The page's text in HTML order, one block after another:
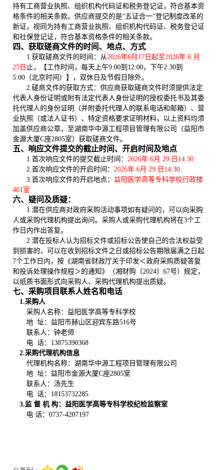
持有工商营业执照、组织机构代码证和税务登记证，符合基本资
格条件的相关条款。供应商提交的是“五证合一”登记制度改革的
新证，视同为持有工商营业执照、组织机构代码证、税务登记证
和社保登记证，符合基本资格条件的相关条款。
四、获取磋商文件的时间、地点、方式
1. 获取磋商文件的时间 ： 从 2026年6月17日起至2026年 6 月
25日 止，【工作时间，每天上午9:00到12:00，下午2:30到
5:00 （北京时间 ） 】，双休日及节假日除外。
2. 磋商文件的获取方式： 供应商获取磋商文件时须提供法定
代表人身份证明或附有法定代表人身份证明的授权委托书及其委
托代理人的身份证明（并附委托代理人 的联系 电话和邮箱）、营
业执照（或法人证书） 、特定资格要求证明材料，以上资料均须
加盖供应商公章，至湖南华中源工程项目管理有限公司 （益阳市
金源大厦C座2805室）获取磋商文件。
五、响应文件提交的截止时间、开启时间及地点
1.首次响应文件的提交截止时间： 2026年 6月 29 日14:30
2.首次响应文件的开启时间： 2026年 6月 29 日14:30
3.首次响应文件的开启地点： 益阳医学高等专科学校行政楼
401室
六、疑问及质疑：
1. 潜在供应商对政府采购活动事项如有疑问的，可以向采购
人或采购代理机构提出询问。采购人或采购代理机构将在3个工
作日内作出答复。
2. 潜在投标人认为招标文件或招标公告使自己的合法权益受
到损害的，可以在收到招标文件之日或招标公告期限届满之日起
7个工作日内，按《湖南省财政厅关于印发＜政府采购质疑答复
和投诉处理操作规程＞的通知》（湘财购〔2024〕67号）规定，
以纸质书面形式向采购人、采购代理机构提出质疑。
七、采购项目联系人姓名和电话
1.采购人
采购人名称：益阳医学高等专科学校
地 址： 益阳市赫山区迎宾东路516号
联系人 ： 钟老师
电 话： 13875390368
2.采购代理机构信息
代理机构名称：湖南华中源工程项目管理有限公司
地 址：益阳市金源大厦C座2805室
联系人 ：汤先生
电 话：18153732285
3.监 督 机 构：益阳医学高等专科学校纪检监察室
电 话：0737-4207197